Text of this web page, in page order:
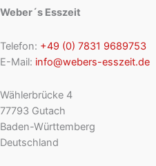
Weber´s Esszeit
Telefon: +49 (0) 7831 9689753
E-Mail: info@webers-esszeit.de
Wählerbrücke 4
77793 Gutach
Baden-Württemberg
Deutschland